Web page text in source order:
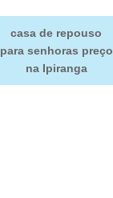
casa de repouso
para senhoras preço
na Ipiranga